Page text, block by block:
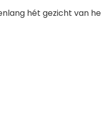
hét gezicht van